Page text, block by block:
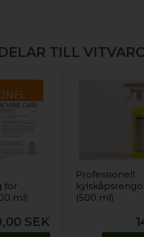
TILL
för
ml)
SEK
Professionell
(500 ml)